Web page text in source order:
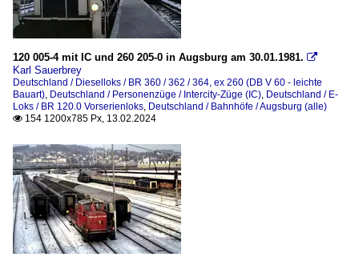
120 005-4 mit IC und 260 205-0 in Augsburg am 30.01.1981. 
Karl Sauerbrey
Deutschland / Dieselloks / BR 360 / 362 / 364, ex 260 (DB V 60 - leichte
Bauart), Deutschland / Personenzüge / Intercity-Züge (IC), Deutschland / E-
Loks / BR 120.0 Vorserienloks, Deutschland / Bahnhöfe / Augsburg (alle)
 154 1200x785 Px, 13.02.2024